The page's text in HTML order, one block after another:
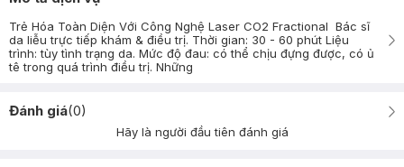
Trẻ Hóa Toàn Diện Với Công Nghệ Laser CO2 Fractional Bác sĩ
da liễu trực tiếp khám & điều trị. Thời gian: 30 - 60 phút Liệu
trình: tùy tình trạng da. Mức độ đau: có thể chịu đựng được, có ủ
tê trong quá trình điều trị. Những
Đánh giá(0)
Hãy là người đầu tiên đánh giá